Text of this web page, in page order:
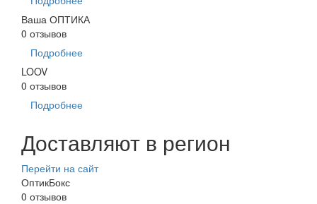
Ваша ОПТИКА
0 отзывов
Подробнее
LOOV
0 отзывов
Подробнее
Доставляют в регион
Перейти на сайт
ОптикБокс
0 отзывов